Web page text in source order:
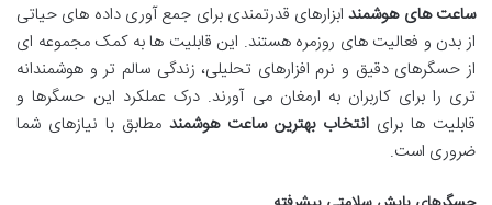
ساعت های هوشمندابزارهای قدرتمندی برای جمع آوری داده های حیاتی
از بدن و فعالیت های روزمره هستند. این قابلیت ها به کمک مجموعه ای
از حسگرهای دقیق و نرم افزارهای تحلیلی، زندگی سالم تر و هوشمندانه
تری را برای کاربران به ارمغان می آورند. درک عملکرد این حسگرها و
قابلیت ها برای انتخاب بهترین ساعت هوشمند مطابق با نیازهای شما
ضروری است.